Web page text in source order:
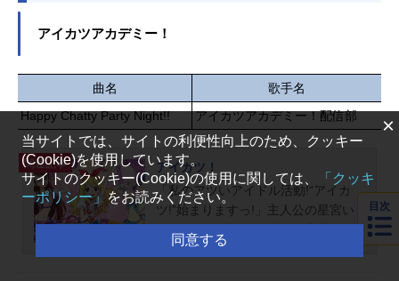
アイカツアカデミー！
曲名
歌手名
Happy Chatty Party Night!!
アイカツアカデミー！配信部
関連記事
アイカツ！
「私のアツいアイドル活動!“アイカ
ツ!”始まりますっ!」主人公の星宮い
生の女の子。ところが、親友のあお
目次
×
当サイトでは、サイトの利便性向上のため、クッキー
(Cookie)を使用しています。
サイトのクッキー(Cookie)の使用に関しては、
「クッキ
ーポリシー」をお読みください。
同意する